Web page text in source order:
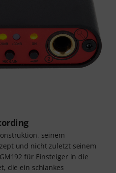
seinem
und nicht zuletzt seinem
für Einsteiger in die
die ein schlankes